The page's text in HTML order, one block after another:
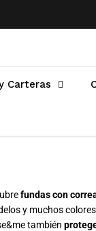
Carteras
fundas con
y muchos
también